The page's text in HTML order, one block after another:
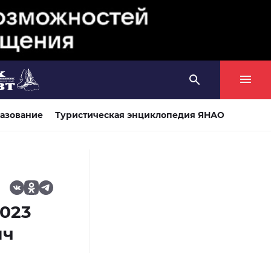
Туристическая энциклопедия ЯНАО